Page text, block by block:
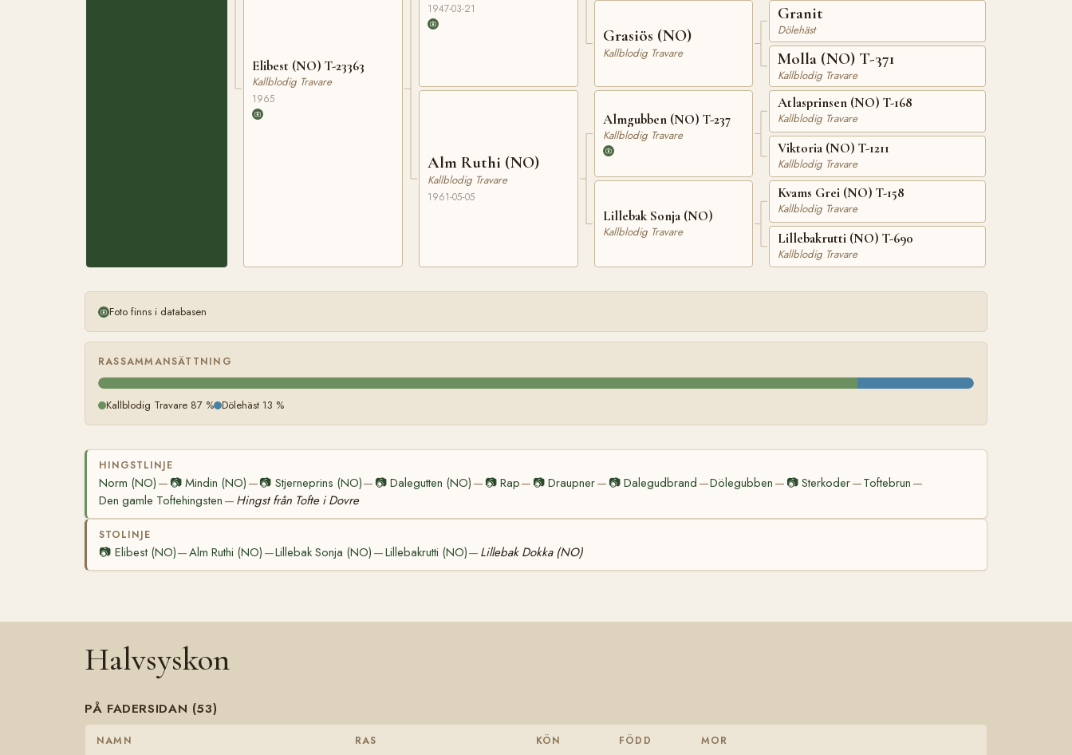
Elibest (NO) T-23363
Kallblodig Travare
1965
1947-03-21
Alm Ruthi (NO)
Kallblodig Travare
1961-05-05
Grasiös (NO)
Kallblodig Travare
Almgubben (NO) T-237
Kallblodig Travare
Lillebak Sonja (NO)
Kallblodig Travare
Granit
Dölehäst
Molla (NO) T-371
Kallblodig Travare
Atlasprinsen (NO) T-168
Kallblodig Travare
Viktoria (NO) T-1211
Kallblodig Travare
Kvams Grei (NO) T-158
Kallblodig Travare
Lillebakrutti (NO) T-690
Kallblodig Travare
Foto finns i databasen
RASSAMMANSÄTTNING
Kallblodig Travare 87 % Dölehäst 13 %
HINGSTLINJE
Norm (NO) — 📷Mindin (NO) —📷 Stjerneprins (NO)— 📷Dalegutten (NO) — 📷 Rap— 📷 Draupner— 📷Dalegudbrand —Dölegubben — 📷Sterkoder—Toftebrun —
Den gamle Toftehingsten — Hingst från Tofte i Dovre
STOLINJE
📷 Elibest (NO)—Alm Ruthi (NO) —Lillebak Sonja (NO) —Lillebakrutti (NO)— Lillebak Dokka (NO)
Halvsyskon
PÅ FADERSIDAN (53)
NAMN RAS KÖN FÖDD MOR